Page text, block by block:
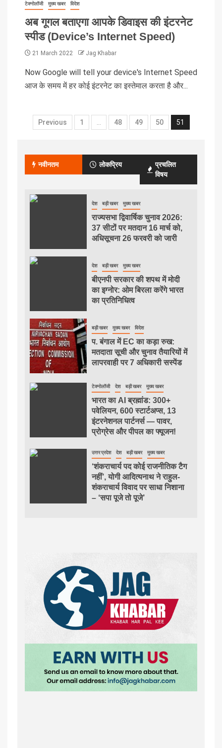
टेक्नोलॉजी मुख्य खबर विदेश
अब गूगल बताएगा आपके डिवाइस की इंटरनेट
स्पीड (Device’s Internet Speed)
21 March 2022 Jag Khabar
Now Google will tell your device's Internet Speed
आज के समय में हर कोई इंटरनेट का इस्तेमाल करता है और...
Previous 1 … 48 49 50 51
नवीनतम लोकप्रिय
प्रचलित
विषय
देश बड़ी खबर मुख्य खबर
राज्यसभा द्विवार्षिक चुनाव 2026:
37 सीटों पर मतदान 16 मार्च को,
अधिसूचना 26 फरवरी को जारी
देश बड़ी खबर मुख्य खबर
बीएनपी सरकार की शपथ में मोदी
का इग्नोर: ओम बिरला करेंगे भारत
का प्रतिनिधित्व
बड़ी खबर मुख्य खबर विदेश
प. बंगाल में EC का कड़ा रुख:
मतदाता सूची और चुनाव तैयारियों में
लापरवाही पर 7 अधिकारी सस्पेंड
टेक्नोलॉजी देश बड़ी खबर मुख्य खबर
भारत का AI ब्रह्मांड: 300+
पवेलियन, 600 स्टार्टअप्स, 13
इंटरनेशनल पार्टनर्स — पावर,
प्रोग्रेस और पीपल का फ्यूजन!
उत्तर प्रदेश देश बड़ी खबर मुख्य खबर
‘शंकराचार्य पद कोई राजनीतिक टैग
नहीं’, योगी आदित्यनाथ ने राहुल-
शंकराचार्य विवाद पर साधा निशाना
– ‘सपा पूजे तो पूजे’